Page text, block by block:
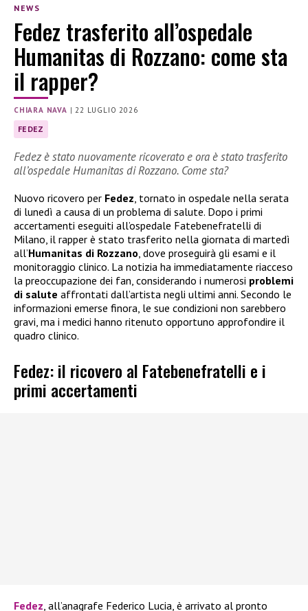
NEWS
Fedez trasferito all’ospedale
Humanitas di Rozzano: come sta
il rapper?
CHIARA NAVA |22 LUGLIO 2026
FEDEZ
Fedez è stato nuovamente ricoverato e ora è stato trasferito
all’ospedale Humanitas di Rozzano. Come sta?
Nuovo ricovero per Fedez, tornato in ospedale nella serata
di lunedì a causa di un problema di salute. Dopo i primi
accertamenti eseguiti all’ospedale Fatebenefratelli di
Milano, il rapper è stato trasferito nella giornata di martedì
all’Humanitas di Rozzano, dove proseguirà gli esami e il
monitoraggio clinico. La notizia ha immediatamente riacceso
la preoccupazione dei fan, considerando i numerosi problemi
di salute affrontati dall’artista negli ultimi anni. Secondo le
informazioni emerse finora, le sue condizioni non sarebbero
gravi, ma i medici hanno ritenuto opportuno approfondire il
quadro clinico.
Fedez: il ricovero al Fatebenefratelli e i
primi accertamenti
Fedez , all’anagrafe Federico Lucia, è arrivato al pronto